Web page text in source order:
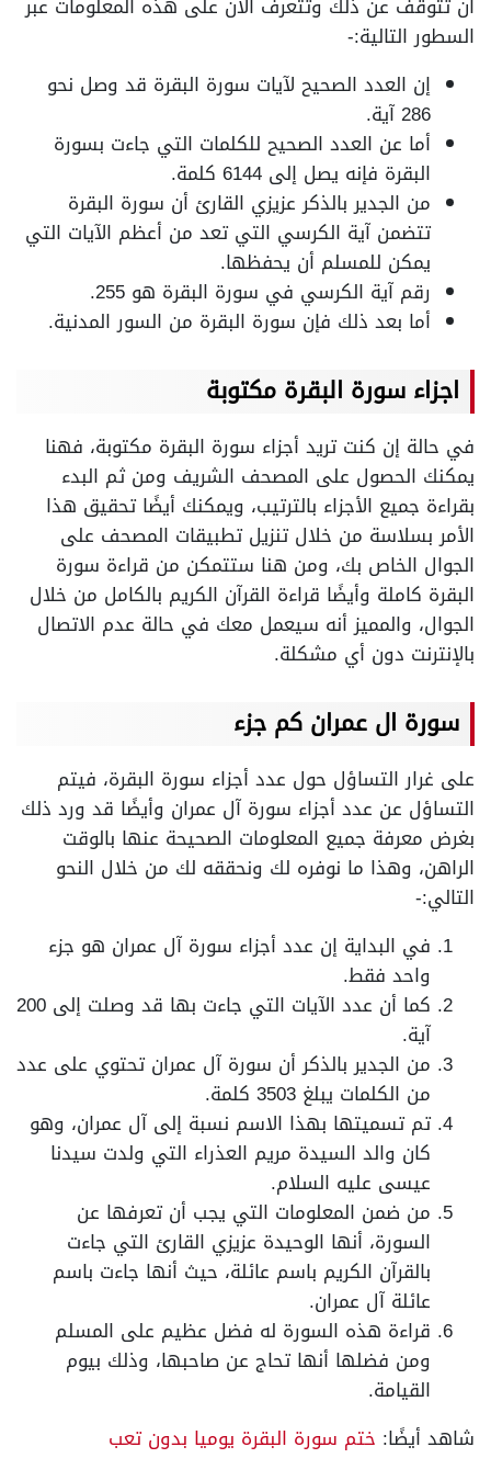
السطور التالية:-
إن العدد الصحيح لآيات سورة البقرة قد وصل نحو
286 آية.
أما عن العدد الصحيح للكلمات التي جاءت بسورة
البقرة فإنه يصل إلى 6144 كلمة.
من الجدير بالذكر عزيزي القارئ أن سورة البقرة
تتضمن آية الكرسي التي تعد من أعظم الآيات التي
يمكن للمسلم أن يحفظها.
رقم آية الكرسي في سورة البقرة هو 255.
أما بعد ذلك فإن سورة البقرة من السور المدنية.
اجزاء سورة البقرة مكتوبة
في حالة إن كنت تريد أجزاء سورة البقرة مكتوبة، فهنا
يمكنك الحصول على المصحف الشريف ومن ثم البدء
بقراءة جميع الأجزاء بالترتيب، ويمكنك أيضًا تحقيق هذا
الأمر بسلاسة من خلال تنزيل تطبيقات المصحف على
الجوال الخاص بك، ومن هنا ستتمكن من قراءة سورة
البقرة كاملة وأيضًا قراءة القرآن الكريم بالكامل من خلال
الجوال، والمميز أنه سيعمل معك في حالة عدم الاتصال
بالإنترنت دون أي مشكلة.
سورة ال عمران كم جزء
على غرار التساؤل حول عدد أجزاء سورة البقرة، فيتم
التساؤل عن عدد أجزاء سورة آل عمران وأيضًا قد ورد ذلك
بغرض معرفة جميع المعلومات الصحيحة عنها بالوقت
الراهن، وهذا ما نوفره لك ونحققه لك من خلال النحو
التالي:-
في البداية إن عدد أجزاء سورة آل عمران هو جزء
واحد فقط.
كما أن عدد الآيات التي جاءت بها قد وصلت إلى 200
آية.
من الجدير بالذكر أن سورة آل عمران تحتوي على عدد
من الكلمات يبلغ 3503 كلمة.
تم تسميتها بهذا الاسم نسبة إلى آل عمران، وهو
كان والد السيدة مريم العذراء التي ولدت سيدنا
عيسى عليه السلام.
من ضمن المعلومات التي يجب أن تعرفها عن
السورة، أنها الوحيدة عزيزي القارئ التي جاءت
بالقرآن الكريم باسم عائلة، حيث أنها جاءت باسم
عائلة آل عمران.
قراءة هذه السورة له فضل عظيم على المسلم
ومن فضلها أنها تحاج عن صاحبها، وذلك بيوم
القيامة.
شاهد أيضًا: ختم سورة البقرة يوميا بدون تعب